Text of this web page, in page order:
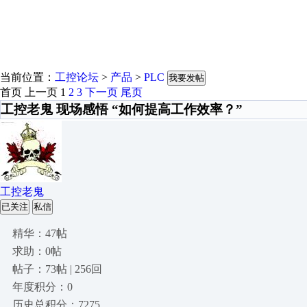
当前位置： 工控论坛 > 产品 > PLC 我要发帖
首页 上一页 1 2 3 下一页 尾页
工控老鬼 现场感悟 “如何提高工作效率？”
工控老鬼
已关注 私信
精华：47帖
求助：0帖
帖子：73帖 | 256回
年度积分：0
历史总积分：7275